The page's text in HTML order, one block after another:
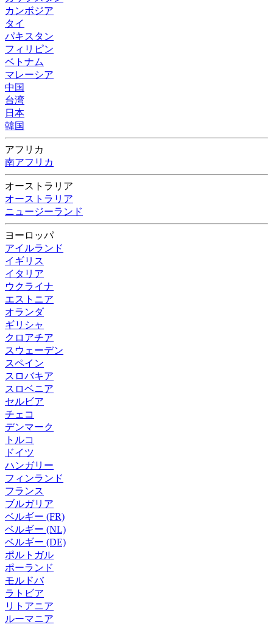
カンボジア
タイ
パキスタン
フィリピン
ベトナム
マレーシア
中国
台湾
日本
韓国
アフリカ
南アフリカ
オーストラリア
オーストラリア
ニュージーランド
ヨーロッパ
アイルランド
イギリス
イタリア
ウクライナ
エストニア
オランダ
ギリシャ
クロアチア
スウェーデン
スペイン
スロバキア
スロベニア
セルビア
チェコ
デンマーク
トルコ
ドイツ
ハンガリー
フィンランド
フランス
ブルガリア
ベルギー (FR)
ベルギー (NL)
ベルギー (DE)
ポルトガル
ポーランド
モルドバ
ラトビア
リトアニア
ルーマニア